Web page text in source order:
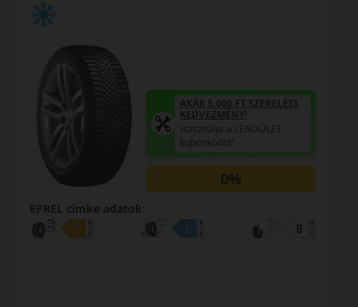
Használja a LENDÜLET
kuponkódot!
0%
EPREL cimke adatok: